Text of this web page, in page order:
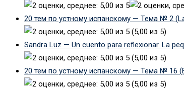
20 тем по устному испанскому — Тема № 2
(5,00 из 5)
Sandra Luz — Un cuento para reflexionar. La
(5,00 из 5)
20 тем по устному испанскому — Тема № 16
(5,00 из 5)